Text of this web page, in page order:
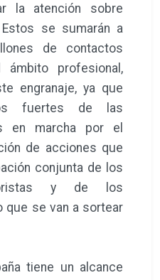
la atención sobre
se sumarán a
de contactos
profesional,
engranaje, ya que
fuertes de las
en marcha por el
de acciones que
conjunta de los
y de los
que se van a sortear
tiene un alcance